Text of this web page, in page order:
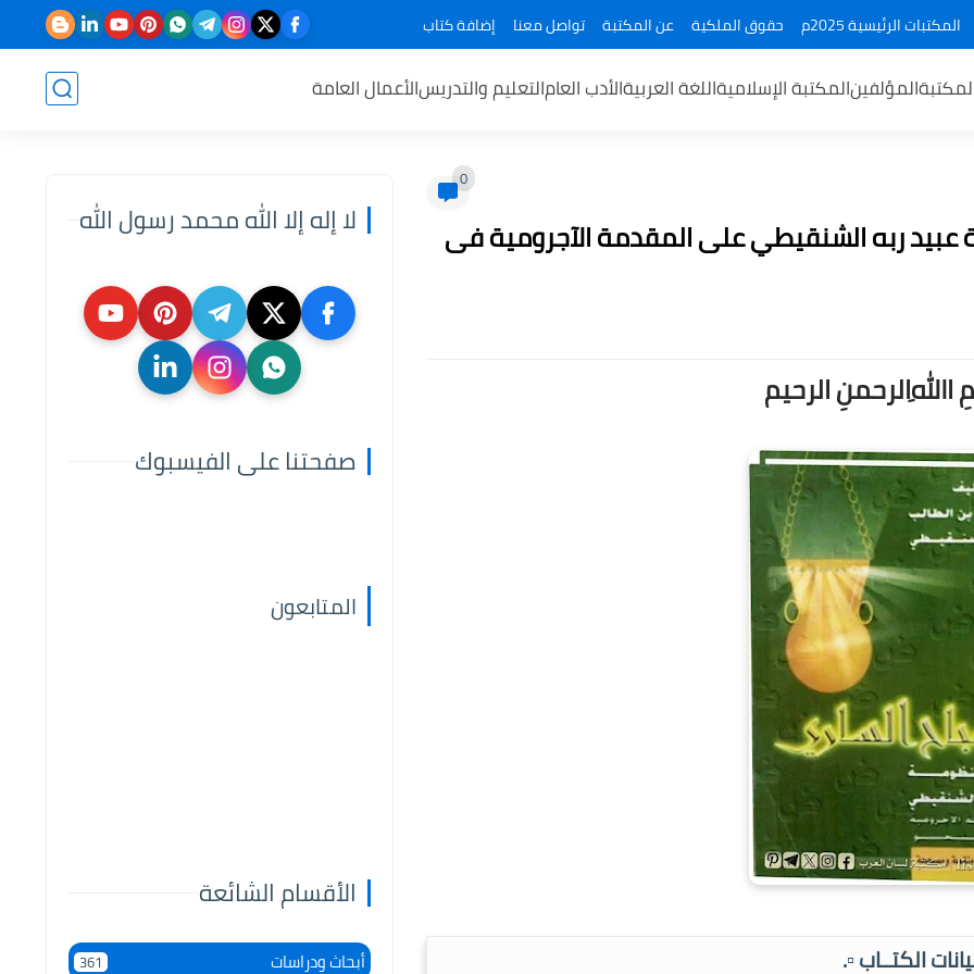
المكتبات الرئيسية 2025م حقوق الملكية عن المكتبة تواصل معنا إضافة كتاب
المؤلفينالمكتبة الإسلاميةاللغة العربيةالأدب العامالتعليم والتدريسالأعمال العامة
0
ربه الشنقيطي على المقدمة الآجرومية فى
اﷲِالرحمنِ الرحيم
الكتــاب ▫️.
لا إله إلا الله محمد رسول الله
صفحتنا على الفيسبوك
المتابعون
الأقسام الشائعة
أبحاث ودراسات 361